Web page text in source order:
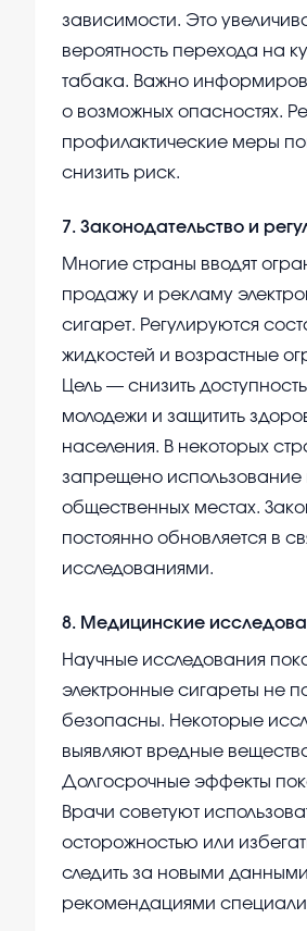
зависимости. Это
вероятность перехода на
табака. Важно
о возможных опасностях.
профилактические меры
снизить риск.
7. Законодательство и
Многие страны вводят
продажу и рекламу
сигарет. Регулируются
жидкостей и возрастные
Цель — снизить
молодежи и защитить
населения. В некоторых
запрещено использование
общественных местах.
постоянно обновляется в
исследованиями.
8. Медицинские
Научные исследования
электронные сигареты не
безопасны. Некоторые
выявляют вредные
Долгосрочные эффекты
Врачи советуют
осторожностью или
следить за новыми
рекомендациями